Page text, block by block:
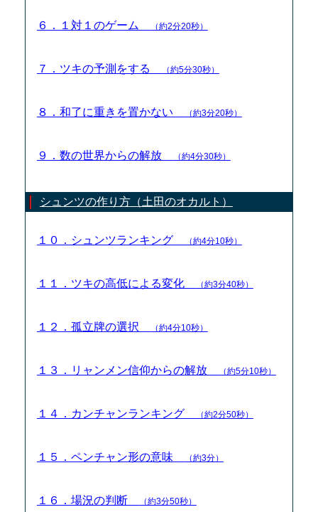
６．１対１のゲーム （約2分20秒）
７．ツキの予測をする （約5分30秒）
８．和了に重きを置かない （約3分20秒）
９．数の世界からの解放 （約4分30秒）
シュンツの作り方（土田のオカルト）
１０．シュンツランキング （約4分10秒）
１１．ツキの高低による変化 （約3分40秒）
１２．孤立牌の選択 （約4分10秒）
１３．リャンメン信仰からの解放 （約5分10秒）
１４．カンチャンランキング （約2分50秒）
１５．ペンチャン形の意味 （約3分）
１６．場況の判断 （約3分50秒）